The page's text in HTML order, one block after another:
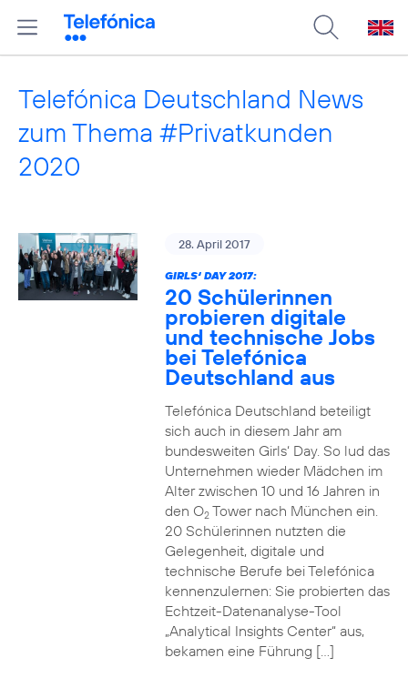
Telefónica Deutschland News
zum Thema #Privatkunden
2020
28. April 2017
GIRLS‘ DAY 2017:
20 Schülerinnen
probieren digitale
und technische Jobs
bei Telefónica
Deutschland aus
Telefónica Deutschland beteiligt
sich auch in diesem Jahr am
bundesweiten Girls‘ Day. So lud das
Unternehmen wieder Mädchen im
Alter zwischen 10 und 16 Jahren in
den O2Tower nach München ein.
20 Schülerinnen nutzten die
Gelegenheit, digitale und
technische Berufe bei Telefónica
kennenzulernen: Sie probierten das
Echtzeit-Datenanalyse-Tool
„Analytical Insights Center“ aus,
bekamen eine Führung […]